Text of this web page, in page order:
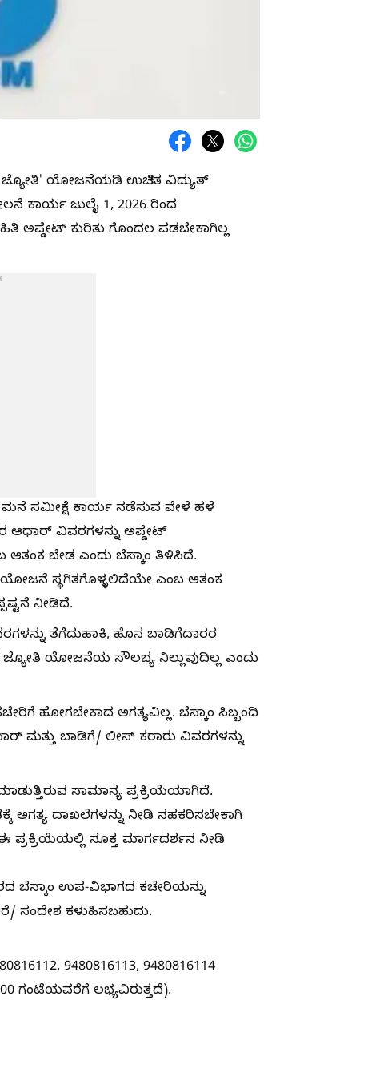
ಜ್ಯೋತಿ' ಯೋಜನೆಯಡಿ ಉಚಿತ ವಿದ್ಯುತ್
ಕಾರ್ಯ ಜುಲೈ 1, 2026 ರಿಂದ
ಅಪ್ಡೇಟ್ ಕುರಿತು ಗೊಂದಲ ಪಡಬೇಕಾಗಿಲ್ಲ
ಸಮೀಕ್ಷೆ ಕಾರ್ಯ ನಡೆಸುವ ವೇಳೆ ಹಳೆ
ಆಧಾರ್ ವಿವರಗಳನ್ನು ಅಪ್ಡೇಟ್
ಆತಂಕ ಬೇಡ ಎಂದು ಬೆಸ್ಕಾಂ ತಿಳಿಸಿದೆ.
ಸ್ಥಗಿತಗೊಳ್ಳಲಿದೆಯೇ ಎಂಬ ಆತಂಕ
ನೀಡಿದೆ.
ತೆಗೆದುಹಾಕಿ, ಹೊಸ ಬಾಡಿಗೆದಾರರ
ಜ್ಯೋತಿ ಯೋಜನೆಯ ಸೌಲಭ್ಯ ನಿಲ್ಲುವುದಿಲ್ಲ ಎಂದು
ಹೋಗಬೇಕಾದ ಅಗತ್ಯವಿಲ್ಲ. ಬೆಸ್ಕಾಂ ಸಿಬ್ಬಂದಿ
ಬಾಡಿಗೆ/ ಲೀಸ್ ಕರಾರು ವಿವರಗಳನ್ನು
ಸಾಮಾನ್ಯ ಪ್ರಕ್ರಿಯೆಯಾಗಿದೆ.
ಅಗತ್ಯ ದಾಖಲೆಗಳನ್ನು ನೀಡಿ ಸಹಕರಿಸಬೇಕಾಗಿ
ಸೂಕ್ತ ಮಾರ್ಗದರ್ಶನ ನೀಡಿ
ಬೆಸ್ಕಾಂ ಉಪ-ವಿಭಾಗದ ಕಚೇರಿಯನ್ನು
ಸಂದೇಶ ಕಳುಹಿಸಬಹುದು.
9480816113, 9480816114
ಗಂಟೆಯವರೆಗೆ ಲಭ್ಯವಿರುತ್ತದೆ).